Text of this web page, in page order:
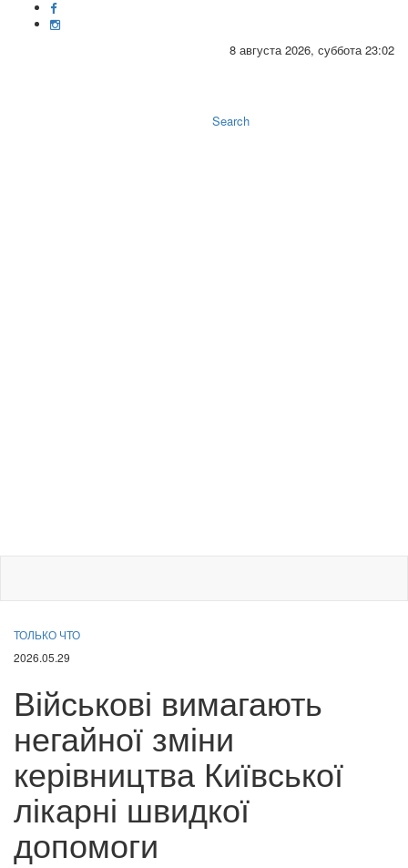
8 августа 2026, суббота 23:02
Search
ТОЛЬКО ЧТО
2026.05.29
Військові вимагають
негайної зміни
керівництва Київської
лікарні швидкої
допомоги